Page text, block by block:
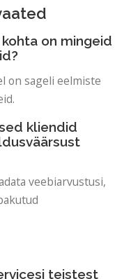
on mingeid
on sageli eelmiste
kliendid
veebiarvustusi,
teistest